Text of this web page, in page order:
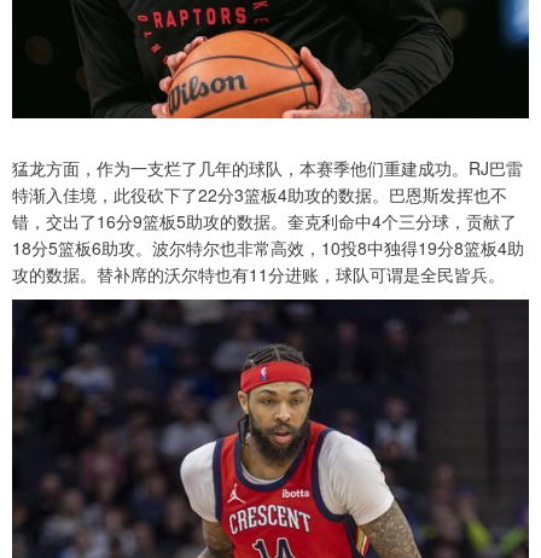
猛龙方面，作为一支烂了几年的球队，本赛季他们重建成功。RJ巴雷
特渐入佳境，此役砍下了22分3篮板4助攻的数据。巴恩斯发挥也不
错，交出了16分9篮板5助攻的数据。奎克利命中4个三分球，贡献了
18分5篮板6助攻。波尔特尔也非常高效，10投8中独得19分8篮板4助
攻的数据。替补席的沃尔特也有11分进账，球队可谓是全民皆兵。